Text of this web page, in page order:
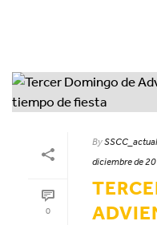
0
By
diciembre de